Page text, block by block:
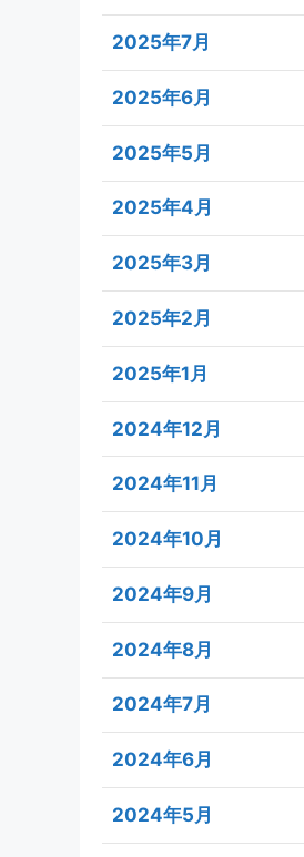
2025年7月
2025年6月
2025年5月
2025年4月
2025年3月
2025年2月
2025年1月
2024年12月
2024年11月
2024年10月
2024年9月
2024年8月
2024年7月
2024年6月
2024年5月